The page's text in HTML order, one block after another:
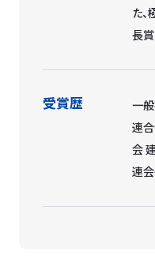
た
長賞
受賞歴
一
連
会
連